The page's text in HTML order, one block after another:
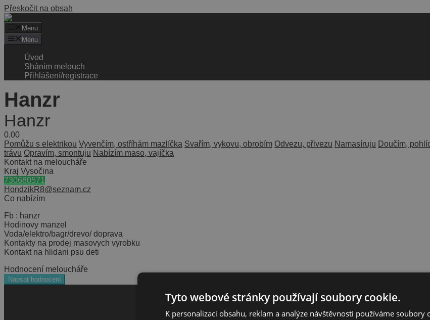
Přeskočit na obsah
Menu
Menu
Úvod
Sháním melouch
Přihlášení/registrace
Hanzr
Hanzr
0.00
Pomůžu s elektrikou Vyvenčím, ostříhám mazlíčka Svařím, vykovu, obrobím Odvezu, přivezu Namasíruju Doučím,
trávu Opravím, smontuju Nabízím maso, vajíčka
Kontakt na meloucháře
Kraj Vysočina
730680571
HondzikR8@seznam.cz
Co nabízím
Fb : hanzr
Hodinovy manzel
Voda/elektro/bagr/drevo/ doprava
Kontakty na prodej masovych vyrobku
Kontakt na hlidani psu deti
Hodnocení meloucháře
Napsat hodnocení
Tyto webové stránky používají soubory cookie.
K personalizaci obsahu, reklam a analýze návštěvnosti používáme soubory